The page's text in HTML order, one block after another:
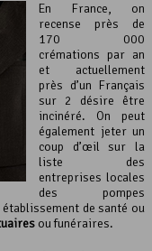
En France, on
recense près de
170 000
crémations par an
et actuellement
près d’un Français
sur 2 désire être
incinéré. On peut
également jeter un
coup d’œil sur la
liste des
entreprises locales
des pompes
de santé ou
ou funéraires.